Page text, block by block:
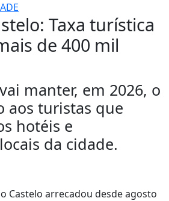
Taxa turística
de 400 mil
manter, em 2026, o
aos turistas que
hotéis e
da cidade.
Castelo arrecadou desde agosto